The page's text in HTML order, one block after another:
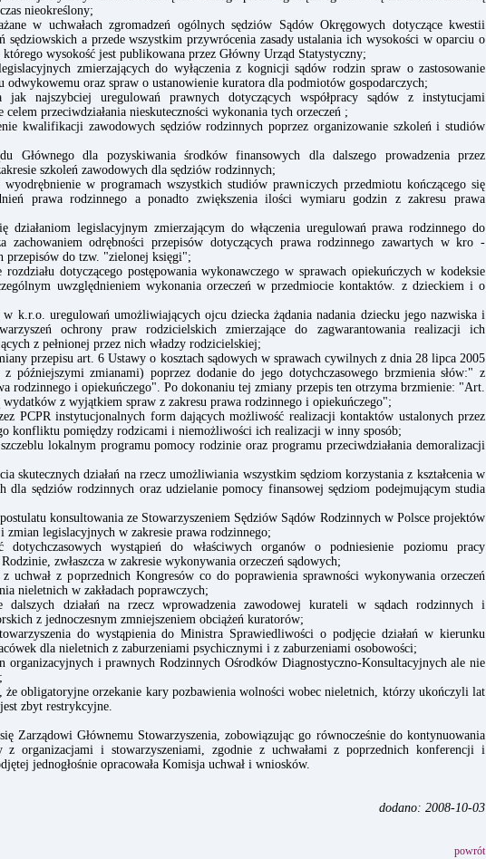
nieokreślony;
w uchwałach zgromadzeń ogólnych sędziów Sądów Okręgowych dotyczące kwestii
sędziowskich a przede wszystkim przywrócenia zasady ustalania ich wysokości w oparciu o
wysokość jest publikowana przez Główny Urząd Statystyczny;
zmierzających do wyłączenia z kognicji sądów rodzin spraw o zastosowanie
odwykowemu oraz spraw o ustanowienie kuratora dla podmiotów gospodarczych;
jak najszybciej uregulowań prawnych dotyczących współpracy sądów z instytucjami
celem przeciwdziałania nieskuteczności wykonania tych orzeczeń ;
kwalifikacji zawodowych sędziów rodzinnych poprzez organizowanie szkoleń i studiów
Głównego dla pozyskiwania środków finansowych dla dalszego prowadzenia przez
szkoleń zawodowych dla sędziów rodzinnych;
w programach wszystkich studiów prawniczych przedmiotu kończącego się
prawa rodzinnego a ponadto zwiększenia ilości wymiaru godzin z zakresu prawa
działaniom legislacyjnym zmierzającym do włączenia uregulowań prawa rodzinnego do
zachowaniem odrębności przepisów dotyczących prawa rodzinnego zawartych w kro -
przepisów do tzw. "zielonej księgi";
dotyczącego postępowania wykonawczego w sprawach opiekuńczych w kodeksie
uwzględnieniem wykonania orzeczeń w przedmiocie kontaktów. z dzieckiem i o
k.r.o. uregulowań umożliwiających ojcu dziecka żądania nadania dziecku jego nazwiska i
ochrony praw rodzicielskich zmierzające do zagwarantowania realizacji ich
z pełnionej przez nich władzy rodzicielskiej;
przepisu art. 6 Ustawy o kosztach sądowych w sprawach cywilnych z dnia 28 lipca 2005
zmianami) poprzez dodanie do jego dotychczasowego brzmienia słów:" z
rodzinnego i opiekuńczego". Po dokonaniu tej zmiany przepis ten otrzyma brzmienie: "Art.
z wyjątkiem spraw z zakresu prawa rodzinnego i opiekuńczego";
PCPR instytucjonalnych form dających możliwość realizacji kontaktów ustalonych przez
konfliktu pomiędzy rodzicami i niemożliwości ich realizacji w inny sposób;
lokalnym programu pomocy rodzinie oraz programu przeciwdziałania demoralizacji
skutecznych działań na rzecz umożliwiania wszystkim sędziom korzystania z kształcenia w
dla sędziów rodzinnych oraz udzielanie pomocy finansowej sędziom podejmującym studia
konsultowania ze Stowarzyszeniem Sędziów Sądów Rodzinnych w Polsce projektów
legislacyjnych w zakresie prawa rodzinnego;
dotychczasowych wystąpień do właściwych organów o podniesienie poziomu pracy
zwłaszcza w zakresie wykonywania orzeczeń sądowych;
uchwał z poprzednich Kongresów co do poprawienia sprawności wykonywania orzeczeń
nieletnich w zakładach poprawczych;
dalszych działań na rzecz wprowadzenia zawodowej kurateli w sądach rodzinnych i
z jednoczesnym zmniejszeniem obciążeń kuratorów;
do wystąpienia do Ministra Sprawiedliwości o podjęcie działań w kierunku
dla nieletnich z zaburzeniami psychicznymi i z zaburzeniami osobowości;
organizacyjnych i prawnych Rodzinnych Ośrodków Diagnostyczno-Konsultacyjnych ale nie
że obligatoryjne orzekanie kary pozbawienia wolności wobec nieletnich, którzy ukończyli lat
zbyt restrykcyjne.
Zarządowi Głównemu Stowarzyszenia, zobowiązując go równocześnie do kontynuowania
z organizacjami i stowarzyszeniami, zgodnie z uchwałami z poprzednich konferencji i
jednogłośnie opracowała Komisja uchwał i wniosków.
dodano: 2008-10-03
powrót